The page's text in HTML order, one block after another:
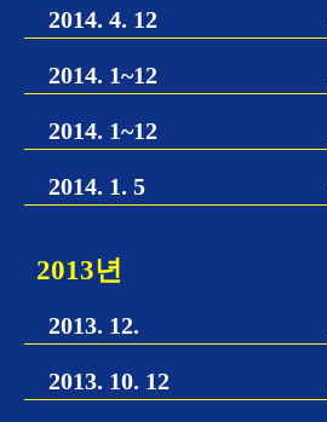
2014. 4. 12
2014. 1~12
2014. 1~12
2014. 1. 5
2013년
2013. 12.
2013. 10. 12